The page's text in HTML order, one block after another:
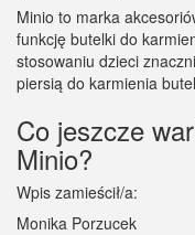
Minio to marka
funkcję butelki do
stosowaniu dzieci
piersią do karmienia
Co jeszcze
Minio?
Wpis zamieścił/a:
Monika Porzucek